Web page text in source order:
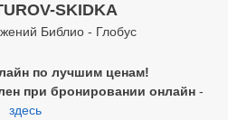
SKIDKA
Библио - Глобус
по лучшим ценам!
при бронировании онлайн -
здесь